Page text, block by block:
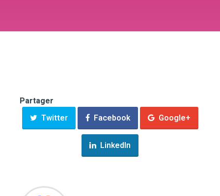
Partager
Twitter
Facebook Google+
LinkedIn